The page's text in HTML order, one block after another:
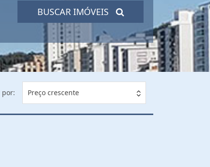
BUSCAR IMÓVEIS
por: Preço crescente